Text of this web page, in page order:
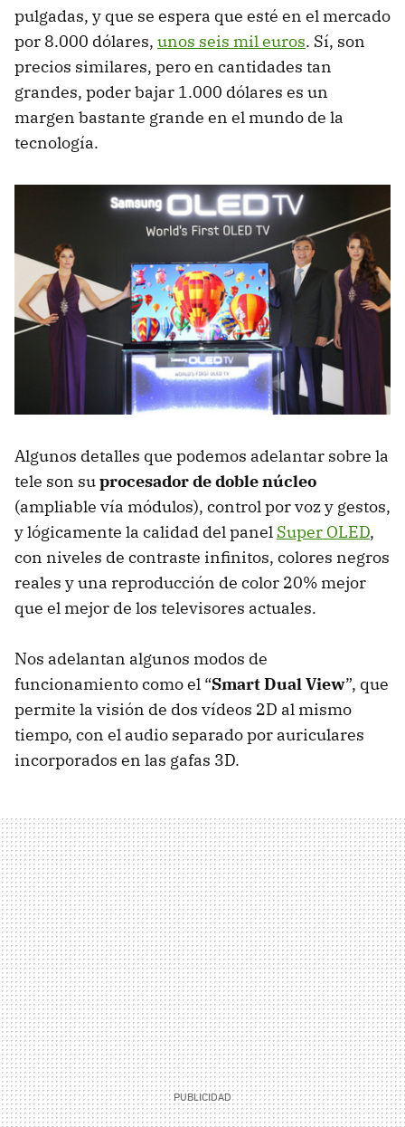
pulgadas, y que se espera que esté en el mercado
por 8.000 dólares, unos seis mil euros. Sí, son
precios similares, pero en cantidades tan
grandes, poder bajar 1.000 dólares es un
margen bastante grande en el mundo de la
tecnología.
Algunos detalles que podemos adelantar sobre la
tele son suprocesador de doble núcleo
(ampliable vía módulos), control por voz y gestos,
y lógicamente la calidad del panel Super OLED,
con niveles de contraste infinitos, colores negros
reales y una reproducción de color 20% mejor
que el mejor de los televisores actuales.
Nos adelantan algunos modos de
funcionamiento como el “Smart Dual View”, que
permite la visión de dos vídeos 2D al mismo
tiempo, con el audio separado por auriculares
incorporados en las gafas 3D.